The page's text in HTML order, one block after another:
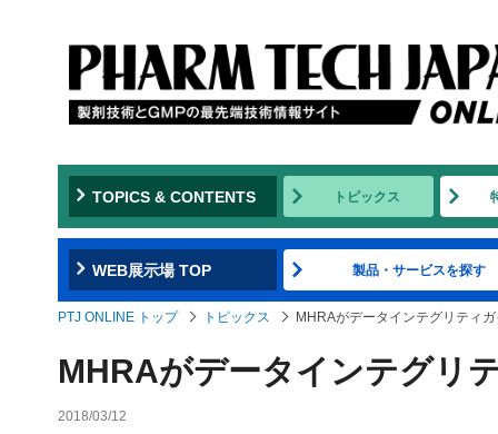
TOPICS & CONTENTS トピックス
WEB展示場 TOP 製品・サービスを探す
PTJ ONLINE トップ トピックス MHRAがデータインテグリティ
MHRAがデータインテグリ
2018/03/12